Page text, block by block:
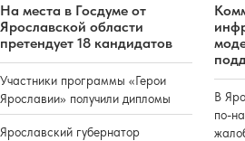
На места в Госдуме от
Ярославской области
претендует 18 кандидатов
Участники программы «Герои
Ярославии» получили дипломы
Ярославский губернатор
В
по-